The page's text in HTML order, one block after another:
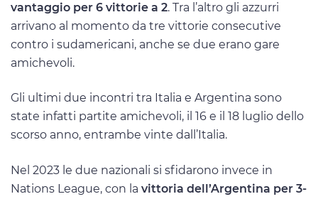
vantaggio per 6 vittorie a 2. Tra l’altro gli azzurri
arrivano al momento da tre vittorie consecutive
contro i sudamericani, anche se due erano gare
amichevoli.
Gli ultimi due incontri tra Italia e Argentina sono
state infatti partite amichevoli, il 16 e il 18 luglio dello
scorso anno, entrambe vinte dall’Italia.
Nel 2023 le due nazionali si sfidarono invece in
Nations League, con la vittoria dell’Argentina per 3-